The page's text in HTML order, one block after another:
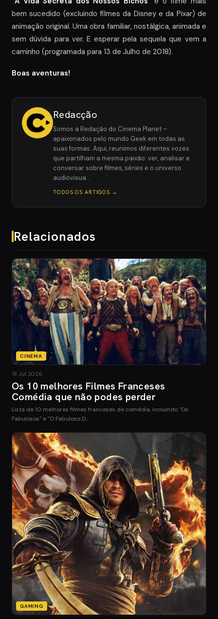
bem sucedido (excluindo filmes da Disney e da Pixar) de
animação original. Uma obra familiar, nostálgica, animada e
sem dúvida para ver. E esperar pela sequela que vem a
caminho (programada para 13 de Julho de 2018).
Boas aventuras!
Redacção
Somos a Redação do Cinema Planet –
apaixonados pelo mundo Geek em todas as
suas formas. Aqui, reunimos diferentes vozes
que partilham a mesma paixão: ver, analisar e
conversar sobre filmes, séries e o universo
audiovisua…
TODOS OS ARTIGOS →
Relacionados
CINEMA
18 Jul 2026
Os 10 melhores Filmes Franceses
Comédia que não podes perder
Lista de 10 melhores filmes franceses de comédia, incluindo "Os
Fabulosos" e "O Fabuloso D…
GAMING